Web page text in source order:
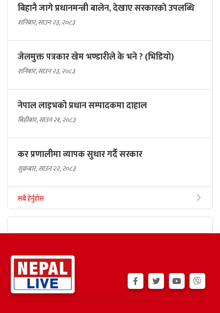
बिहानै जागे प्रधानमन्त्री बालेन, देखाए सरकारकाे उपलब्धि
शनिबार, साउन २३, २०८३
जेलमुक्त पत्रकार खेम भण्डारीले के भने ? (भिडियो)
शनिबार, साउन २३, २०८३
नेपाल लाइभको प्रधान सम्पादकमा दाहाल
बिहीबार, साउन २१, २०८३
कर प्रणालीमा व्यापक सुधार गर्दै सरकार
शुक्रबार, साउन २२, २०८३
सबै हेर्नुहोस